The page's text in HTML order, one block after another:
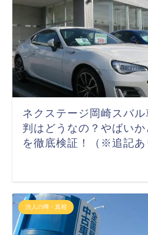
ネクステージ岡崎スバ
判はどうなの？やばいか
を徹底検証！（※追記あ
法人の噂・真相